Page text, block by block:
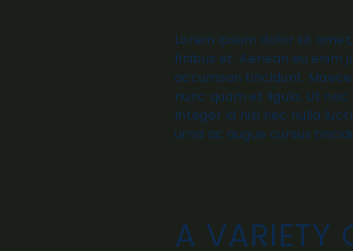
Lorem ipsum dolor sit
finibus et. Aenean eu enim
accumsan tincidunt.
nunc quam et ligula. Ut
Integer id nisi nec nulla
urna ac augue cursus
A VARIETY